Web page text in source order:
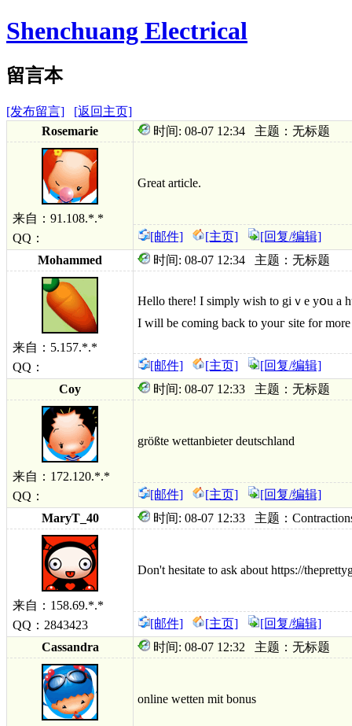
Shenchuang Electrical
留言本
[发布留言]
[返回主页]
Rosemarie
时间: 08-07 12:34 主题：无标题
来自：91.108.*.*
QQ：
Great article.
[邮件] [主页]
[回复/编辑]
Mohammed
时间: 08-07 12:34 主题：无标题
来自：5.157.*.*
QQ：
Hello thеre! I simply wish to giｖe yօu a
I ԝill be coming back to youг site for more
[邮件] [主页]
[回复/编辑]
Coy
时间: 08-07 12:33 主题：无标题
来自：172.120.*.*
QQ：
größte wettanbieter deutschland
[邮件] [主页]
[回复/编辑]
MaryT_40
时间: 08-07 12:33 主题：
来自：158.69.*.*
QQ：2843423
Don't hesitate to ask about https://
[邮件] [主页]
[回复/编辑]
Cassandra
时间: 08-07 12:32 主题：无标题
online wetten mit bonus